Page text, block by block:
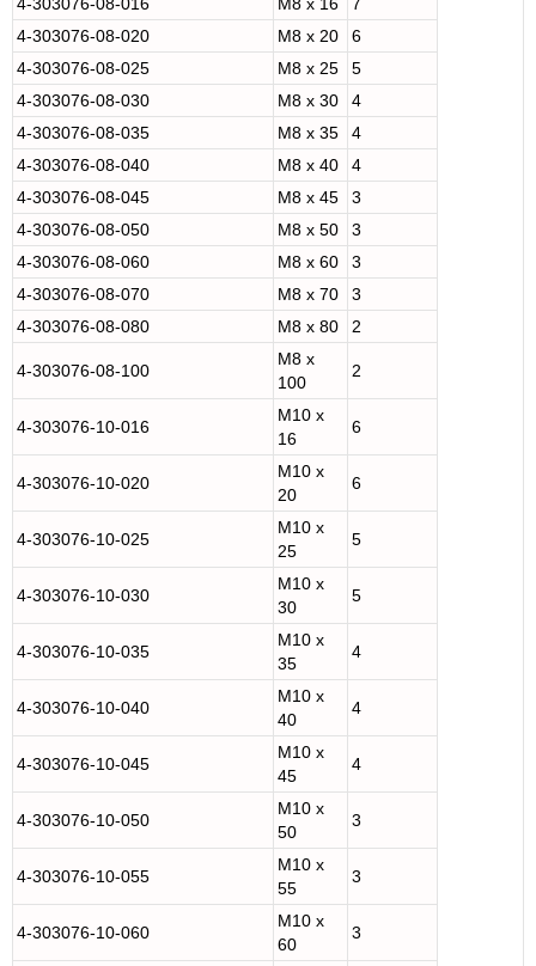
4-303076-08-020
M8 x 20
6
4-303076-08-025
M8 x 25
5
4-303076-08-030
M8 x 30
4
4-303076-08-035
M8 x 35
4
4-303076-08-040
M8 x 40
4
4-303076-08-045
M8 x 45
3
4-303076-08-050
M8 x 50
3
4-303076-08-060
M8 x 60
3
4-303076-08-070
M8 x 70
3
4-303076-08-080
M8 x 80 2
4-303076-08-100
M8 x
100
2
4-303076-10-016
M10 x
16
6
4-303076-10-020
M10 x
20
6
4-303076-10-025
M10 x
25
5
4-303076-10-030
M10 x
30
5
4-303076-10-035
M10 x
35
4
4-303076-10-040
M10 x
40
4
4-303076-10-045
M10 x
45
4
4-303076-10-050
M10 x
50
3
4-303076-10-055
M10 x
55
3
4-303076-10-060
M10 x
60
3